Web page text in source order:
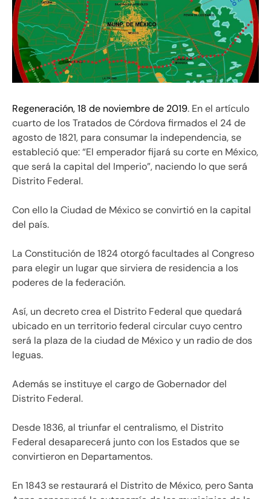
Regeneración, 18 de noviembre de 2019. En el artículo
cuarto de los Tratados de Córdova firmados el 24 de
agosto de 1821, para consumar la independencia, se
estableció que: “El emperador fijará su corte en México,
que será la capital del Imperio”, naciendo lo que será
Distrito Federal.
Con ello la Ciudad de México se convirtió en la capital
del país.
La Constitución de 1824 otorgó facultades al Congreso
para elegir un lugar que sirviera de residencia a los
poderes de la federación.
Así, un decreto crea el Distrito Federal que quedará
ubicado en un territorio federal circular cuyo centro
será la plaza de la ciudad de México y un radio de dos
leguas.
Además se instituye el cargo de Gobernador del
Distrito Federal.
Desde 1836, al triunfar el centralismo, el Distrito
Federal desaparecerá junto con los Estados que se
convirtieron en Departamentos.
En 1843 se restaurará el Distrito de México, pero Santa